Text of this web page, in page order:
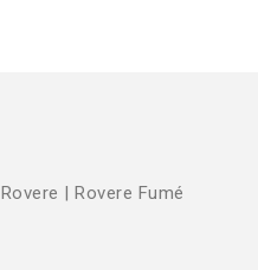
| Rovere Fumé